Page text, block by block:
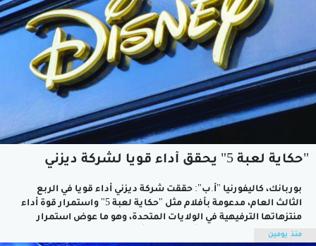
"حكاية لعبة 5" يحقق أداء قويا لشركة ديزني
بوربانك، كاليفورنيا "أ.ب": حققت شركة ديزني أداء قويا في الربع
الثالث العام، مدعومة بأفلام مثل "حكاية لعبة 5" واستمرار قوة أداء
منتزهاتها الترفيهية في الولايات المتحدة، وهو ما عوض استمرار
ضعف السياحة الدولية.وأعلنت ديزني أيضا عن اتفاق عالمي لمشاركة
منذ يومين